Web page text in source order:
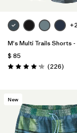
+2
M's Multi Trails Shorts -
$ 85
Valoración: 4.2 / 5
(226)
New